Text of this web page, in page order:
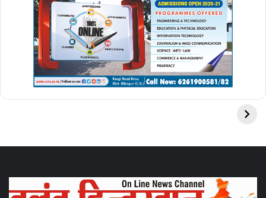
6. नियमित तौर पर भोजन के बाद सौंफ का सेवन करें । सौंफ खाने से डायबिटीज
नियंत्रण में रहता है। शुगर के रोगियों को इन घरेलू उपायों को अपनाने के साथ
साथ परहेज का विशेष ध्यान रखना चाहिए।
Consume fennel regularly after meals. Eating fennel keeps
diabetes under control. Along with adopting these home
डॉक्टर्स के पास कब जाने की कब है
जरूरत(When do you need to